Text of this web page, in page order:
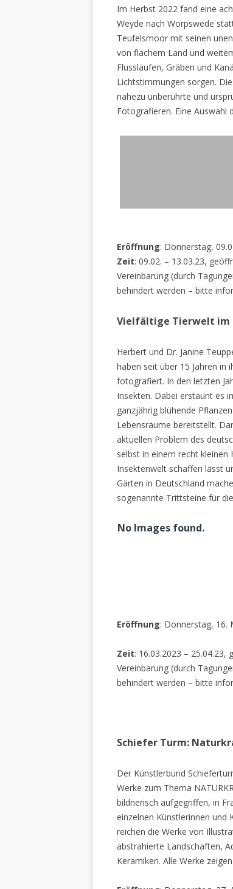
Im Herbst 2022 fand eine
Weyde nach Worpswede
Teufelsmoor mit seinen
von flachem Land und
Flussläufen, Gräben und
Lichtstimmungen sorgen.
nahezu unberührte und
Fotografieren. Eine Auswahl
Eröffnung: Donnerstag,
Zeit: 09.02. – 13.03.23,
Vereinbarung (durch
behindert werden – bitte
Vielfältige Tierwelt im
Herbert und Dr. Janine
haben seit über 15 Jahren in
fotografiert. In den letzten
Insekten. Dabei erstaunt es
ganzjährig blühende
Lebensräume bereitstellt.
aktuellen Problem des
selbst in einem recht kleinen
Insektenwelt schaffen lässt
Gärten in Deutschland
sogenannte Trittsteine für
No Images found.
Eröffnung: Donnerstag, 16.
Zeit: 16.03.2023 – 25.04.23,
Vereinbarung (durch
behindert werden – bitte
Schiefer Turm:
Der Künstlerbund
Werke zum Thema
bildnerisch aufgegriffen, in
einzelnen Künstlerinnen und
reichen die Werke von
abstrahierte Landschaften,
Keramiken. Alle Werke